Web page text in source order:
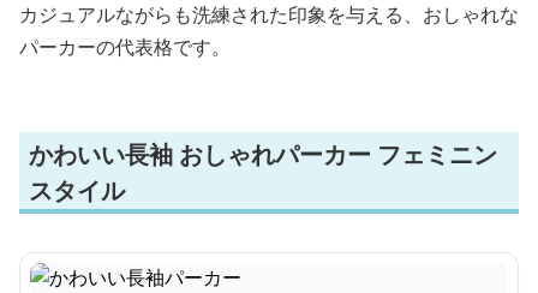
カジュアルながらも洗練された印象を与える、おしゃれな
パーカーの代表格です。
かわいい長袖 おしゃれパーカー フェミニン
スタイル